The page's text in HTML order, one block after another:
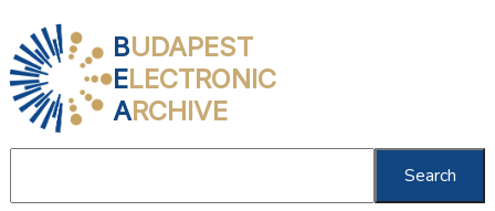
BUDAPEST
ELECTRONIC
ARCHIVE
Search